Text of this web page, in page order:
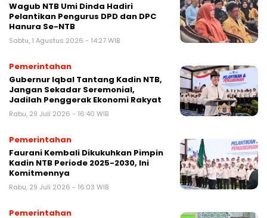
Wagub NTB Umi Dinda Hadiri
Pelantikan Pengurus DPD dan DPC
Hanura Se-NTB
Sabtu, 1 Agustus 2026 - 14:27 WIB
Pemerintahan
Gubernur Iqbal Tantang Kadin NTB,
Jangan Sekadar Seremonial,
Jadilah Penggerak Ekonomi Rakyat
Rabu, 29 Juli 2026 - 16:40 WIB
Pemerintahan
Faurani Kembali Dikukuhkan Pimpin
Kadin NTB Periode 2025-2030, Ini
Komitmennya
Rabu, 29 Juli 2026 - 16:03 WIB
Pemerintahan